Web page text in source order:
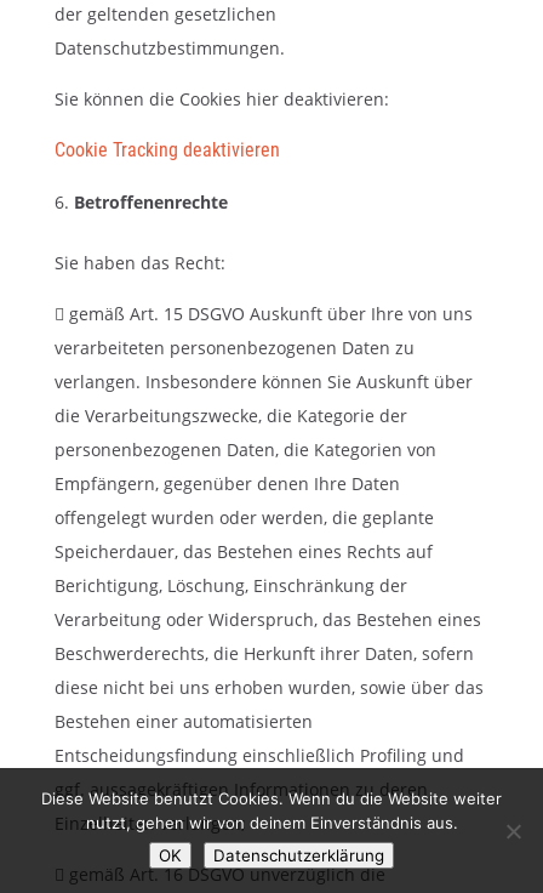
der geltenden gesetzlichen
Datenschutzbestimmungen.
Sie können die Cookies hier deaktivieren:
Cookie Tracking deaktivieren
Betroffenenrechte
Sie haben das Recht:
 gemäß Art. 15 DSGVO Auskunft über Ihre von uns
verarbeiteten personenbezogenen Daten zu
verlangen. Insbesondere können Sie Auskunft über
die Verarbeitungszwecke, die Kategorie der
personenbezogenen Daten, die Kategorien von
Empfängern, gegenüber denen Ihre Daten
offengelegt wurden oder werden, die geplante
Speicherdauer, das Bestehen eines Rechts auf
Berichtigung, Löschung, Einschränkung der
Verarbeitung oder Widerspruch, das Bestehen eines
Beschwerderechts, die Herkunft ihrer Daten, sofern
diese nicht bei uns erhoben wurden, sowie über das
Bestehen einer automatisierten
Entscheidungsfindung einschließlich Profiling und
ggf. aussagekräftigen Informationen zu deren
Einzelheiten verlangen;
 gemäß Art. 16 DSGVO unverzüglich die
Diese Website benutzt Cookies. Wenn du die Website weiter
nutzt, gehen wir von deinem Einverständnis aus.
OK
Datenschutzerklärung